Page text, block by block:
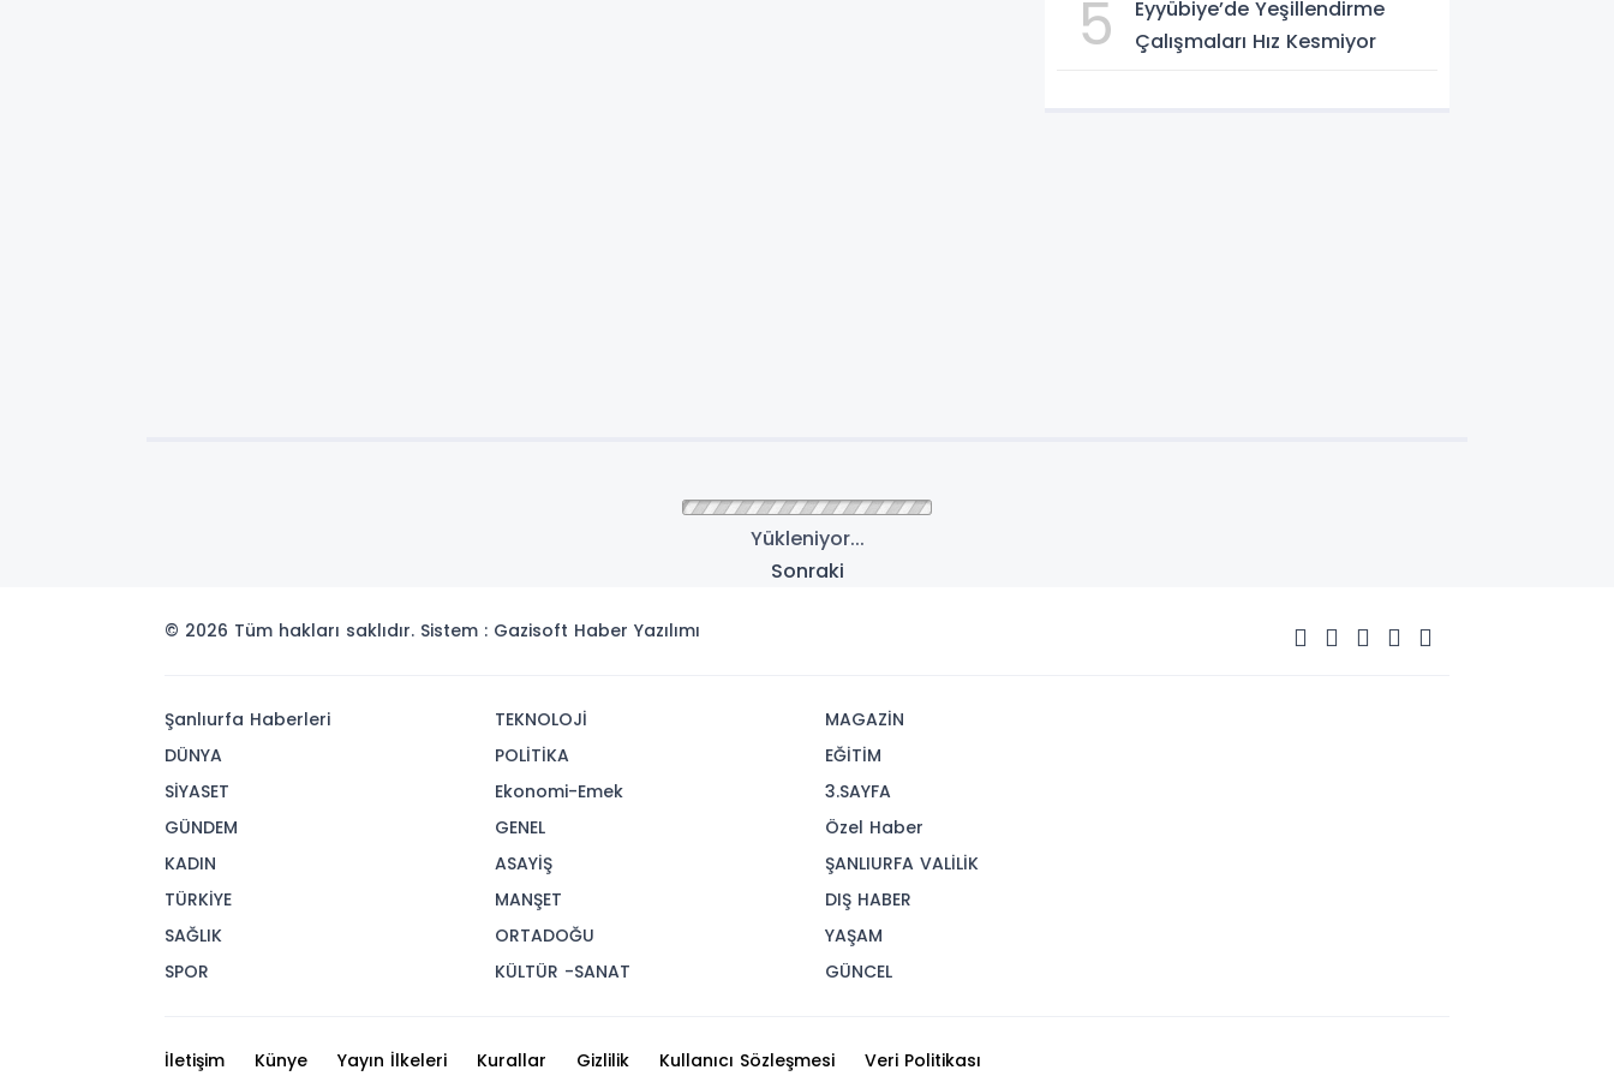
Belirlenecek
5
Eyyübiye’de Yeşillendirme
Çalışmaları Hız Kesmiyor
Yükleniyor...
Sonraki
© 2026 Tüm hakları saklıdır. Sistem : Gazisoft Haber Yazılımı
Şanlıurfa Haberleri
DÜNYA
SİYASET
GÜNDEM
KADIN
TÜRKİYE
SAĞLIK
SPOR
TEKNOLOJİ
POLİTİKA
Ekonomi-Emek
GENEL
ASAYİŞ
MANŞET
ORTADOĞU
KÜLTÜR -SANAT
MAGAZİN
EĞİTİM
3.SAYFA
Özel Haber
ŞANLIURFA VALİLİK
DIŞ HABER
YAŞAM
GÜNCEL
İletişim Künye Yayın İlkeleri Kurallar Gizlilik Kullanıcı Sözleşmesi Veri Politikası